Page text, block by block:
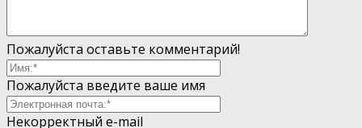
Пожалуйста оставьте комментарий!
Пожалуйста введите ваше имя
Некорректный e-mail